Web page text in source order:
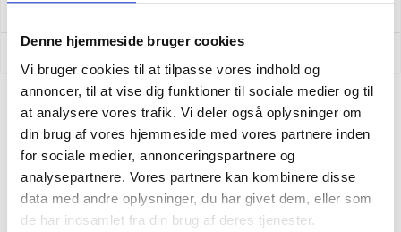
Denne hjemmeside bruger cookies
Vi bruger cookies til at tilpasse vores indhold og
annoncer, til at vise dig funktioner til sociale medier og til
at analysere vores trafik. Vi deler også oplysninger om
din brug af vores hjemmeside med vores partnere inden
for sociale medier, annonceringspartnere og
analysepartnere. Vores partnere kan kombinere disse
data med andre oplysninger, du har givet dem, eller som
de har indsamlet fra din brug af deres tjenester.
LÄS MER